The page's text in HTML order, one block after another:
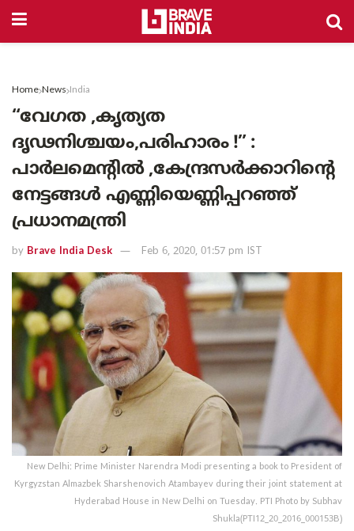
Home News India
“വേഗത ,കൃത്യത
ദൃഢനിശ്ചയം,പരിഹാരം !” :
പാർലമെന്റിൽ ,കേന്ദ്രസർക്കാറിന്റെ
നേട്ടങ്ങൾ എണ്ണിയെണ്ണിപ്പറഞ്ഞ്
പ്രധാനമന്ത്രി
by Brave India Desk Feb 6, 2020, 01:57 pm IST
New Delhi: Prime Minister Narendra Modi presenting a book to President of
Kyrgyzstan Almazbek Sharshenovich Atambayev during their joint statement at
Hyderabad House in New Delhi on Tuesday. PTI Photo by Subhav
Shukla(PTI12_20_2016_000153B)